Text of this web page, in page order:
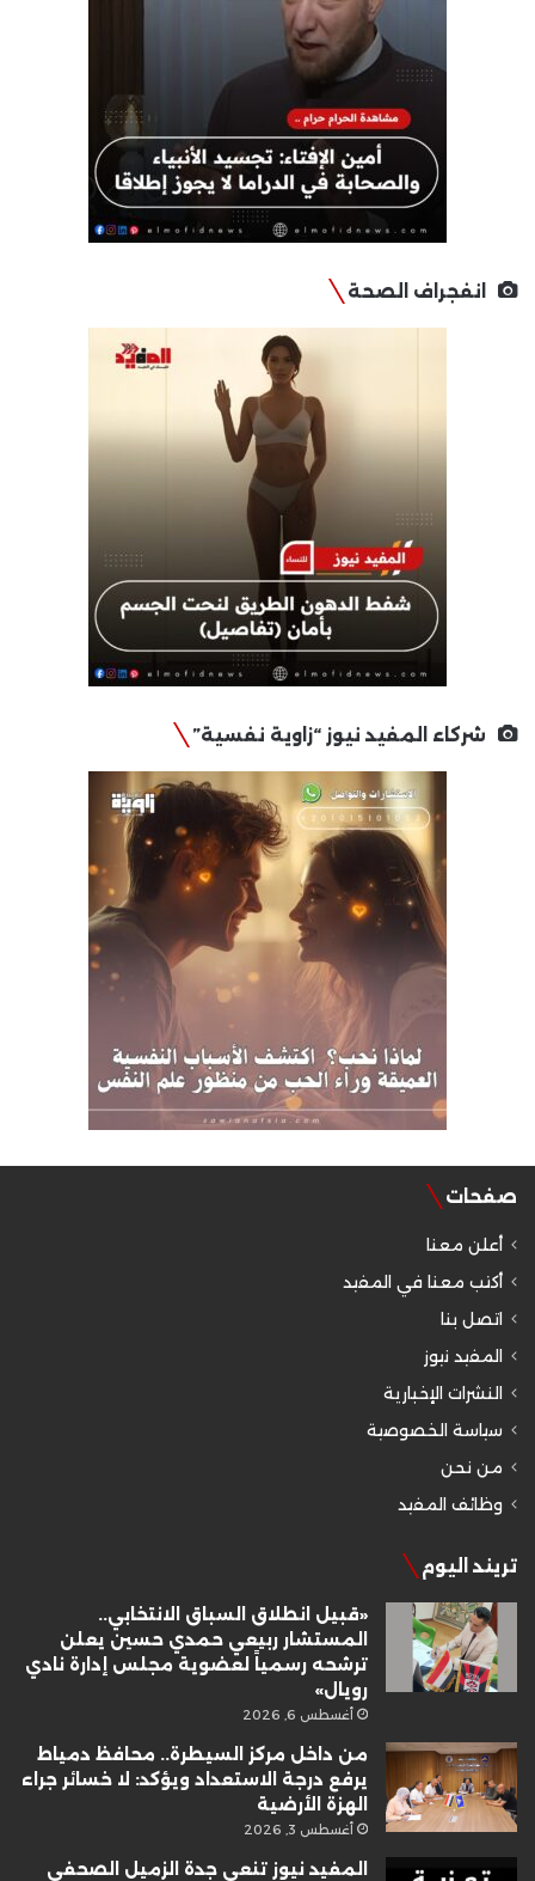
انفجراف الصحة
شركاء المفيد نيوز “زاوية نفسية”
صفحات
أعلن معنا
أكتب معنا في المفيد
اتصل بنا
المفيد نيوز
النشرات الإخبارية
سياسة الخصوصية
من نحن
وظائف المفيد
تريند اليوم
«قبيل انطلاق السباق الانتخابي..
المستشار ربيعي حمدي حسين يعلن
ترشحه رسمياً لعضوية مجلس إدارة نادي
رويال»
أغسطس 6, 2026
من داخل مركز السيطرة.. محافظ دمياط
يرفع درجة الاستعداد ويؤكد: لا خسائر جراء
الهزة الأرضية
أغسطس 3, 2026
المفيد نيوز تنعى جدة الزميل الصحفي